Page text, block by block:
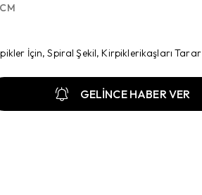
İçin, Spiral Şekil, Kirpiklerikaşları Tarar
GELİNCE HABER VER